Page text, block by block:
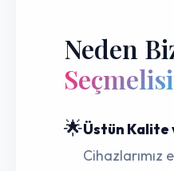
Neden
🌟Üstün Kalite
Cihazlarımız